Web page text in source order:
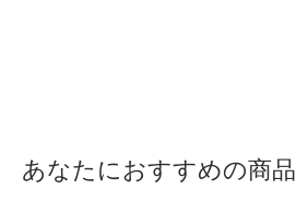
あなたにおすすめの商品